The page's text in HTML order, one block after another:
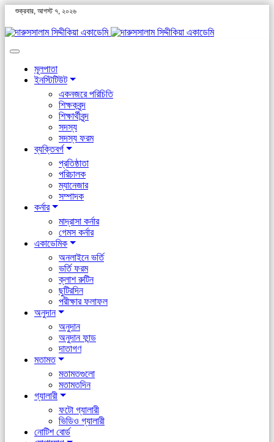
শুক্রবার, আগস্ট ৭, ২০২৬
মূলপাতা
ইনস্টিটিউট
একনজরে পরিচিতি
শিক্ষকবৃন্দ
শিক্ষার্থীবৃন্দ
সদস্য
সদস্য ফরম
ব্যক্তিবর্গ
প্রতিষ্ঠাতা
পরিচালক
ম্যানেজার
সম্পাদক
কর্নার
মাদ্রাসা কর্নার
গেমস কর্নার
একাডেমিক
অনলাইনে ভর্তি
ভর্তি ফরম
ক্লাশ রুটিন
ছুটিরদিন
পরীক্ষার ফলাফল
অনুদান
অনুদান
অনুদান ফান্ড
দাতাগণ
মতামত
মতামতগুলো
মতামতদিন
গ্যালারী
ফটো গ্যালারী
ভিডিও গ্যালারী
নোটিশ বোর্ড